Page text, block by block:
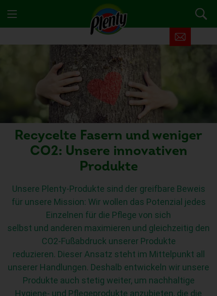
Recycelte Fasern und weniger
CO2: Unsere innovativen
Produkte
Unsere Plenty-Produkte sind der greifbare Beweis
für unsere Mission: Wir wollen das Potenzial jedes
Einzelnen für die Pflege von sich
selbst und anderen maximieren und gleichzeitig den
CO2-Fußabdruck unserer Produkte
reduzieren. Dieser Ansatz steht im Mittelpunkt all
unserer Handlungen. Deshalb entwickeln wir unsere
Produkte auch stetig weiter, um nachhaltige
Hygiene- und Pflegeprodukte anzubieten, die die